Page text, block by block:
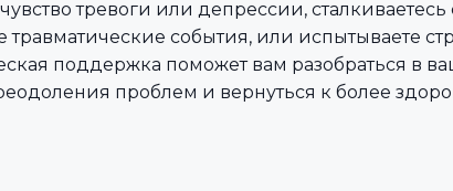
тревоги или депрессии,
травматические события, или испытываете
поддержка поможет вам разобраться в
проблем и вернуться к более